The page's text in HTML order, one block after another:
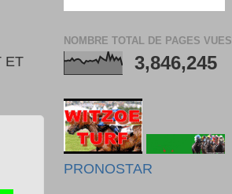
ET
NOMBRE TOTAL DE PAGES VUES
3,846,245
PRONOSTAR